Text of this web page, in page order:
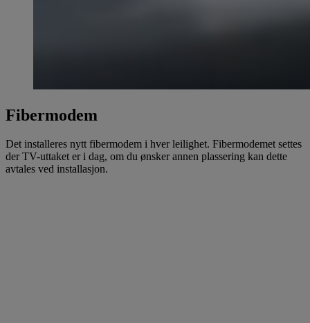
Fibermodem
Det installeres nytt fibermodem i hver leilighet. Fibermodemet settes
der TV-uttaket er i dag, om du ønsker annen plassering kan dette
avtales ved installasjon.